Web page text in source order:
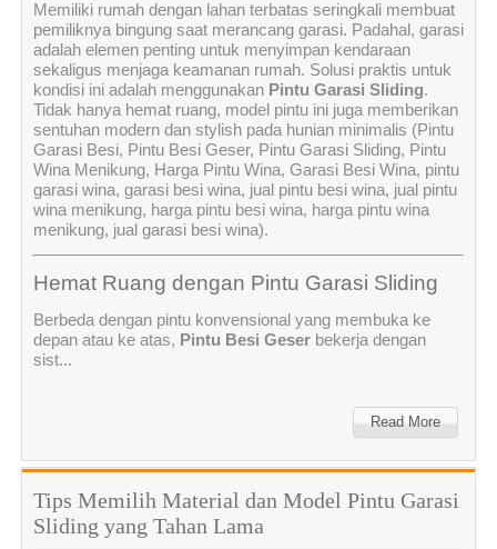
Memiliki rumah dengan lahan terbatas seringkali membuat
pemiliknya bingung saat merancang garasi. Padahal, garasi
adalah elemen penting untuk menyimpan kendaraan
sekaligus menjaga keamanan rumah. Solusi praktis untuk
kondisi ini adalah menggunakan Pintu Garasi Sliding.
Tidak hanya hemat ruang, model pintu ini juga memberikan
sentuhan modern dan stylish pada hunian minimalis (Pintu
Garasi Besi, Pintu Besi Geser, Pintu Garasi Sliding, Pintu
Wina Menikung, Harga Pintu Wina, Garasi Besi Wina, pintu
garasi wina, garasi besi wina, jual pintu besi wina, jual pintu
wina menikung, harga pintu besi wina, harga pintu wina
menikung, jual garasi besi wina).
Hemat Ruang dengan Pintu Garasi Sliding
Berbeda dengan pintu konvensional yang membuka ke
depan atau ke atas, Pintu Besi Geserbekerja dengan
sist...
Read More
Tips Memilih Material dan Model Pintu Garasi
Sliding yang Tahan Lama